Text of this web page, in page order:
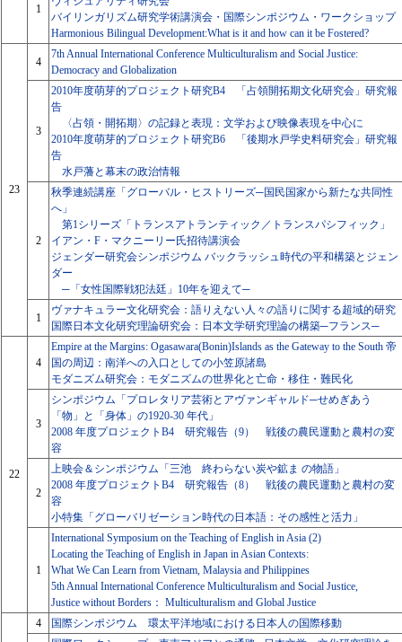
1
バイリンガリズム研究学術講演会・国際シンポジウム・ワークショップ
Harmonious Bilingual Development:What is it and how can it be Fostered?
23
4
7th Annual International Conference Multiculturalism and Social Justice:
Democracy and Globalization
3
2010年度萌芽的プロジェクト研究B4 「占領開拓期文化研究会」研究報
告
〈占領・開拓期〉の記録と表現：文学および映像表現を中心に
2010年度萌芽的プロジェクト研究B6 「後期水戸学史料研究会」研究報
告
水戸藩と幕末の政治情報
2
秋季連続講座「グローバル・ヒストリーズ─国民国家から新たな共同性
へ」
第1シリーズ「トランスアトランティック／トランスパシフィック」
イアン・F・マクニーリー氏招待講演会
ジェンダー研究会シンポジウム バックラッシュ時代の平和構築とジェン
ダー
─「女性国際戦犯法廷」10年を迎えて─
1
ヴァナキュラー文化研究会：語りえない人々の語りに関する超域的研究
国際日本文化研究理論研究会：日本文学研究理論の構築─フランス─
22
4
Empire at the Margins: Ogasawara(Bonin)Islands as the Gateway to the South 帝
国の周辺：南洋への入口としての小笠原諸島
モダニズム研究会：モダニズムの世界化と亡命・移住・難民化
3
シンポジウム「プロレタリア芸術とアヴァンギャルド─せめぎあう
「物」と「身体」の1920-30 年代」
2008 年度プロジェクトB4 研究報告（9） 戦後の農民運動と農村の変
容
2
上映会＆シンポジウム「三池 終わらない炭や鉱ま の物語」
2008 年度プロジェクトB4 研究報告（8） 戦後の農民運動と農村の変
容
小特集「グローバリゼーション時代の日本語：その感性と活力」
1
International Symposium on the Teaching of English in Asia (2)
Locating the Teaching of English in Japan in Asian Contexts:
What We Can Learn from Vietnam, Malaysia and Philippines
5th Annual International Conference Multiculturalism and Social Justice,
Justice without Borders： Multiculturalism and Global Justice
4 国際シンポジウム 環太平洋地域における日本人の国際移動